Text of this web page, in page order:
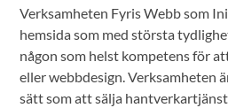
Verksamheten Fyris Webb som
hemsida som med största
någon som helst kompetens för
eller webbdesign. Verksamheten
sätt som att sälja